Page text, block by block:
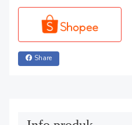
Share